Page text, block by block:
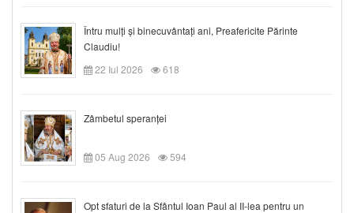
Întru mulți și binecuvântați ani, Preafericite Părinte
Claudiu!
22 Iul 2026
618
Zâmbetul speranței
05 Aug 2026 594
Opt sfaturi de la Sfântul Ioan Paul al II-lea pentru un